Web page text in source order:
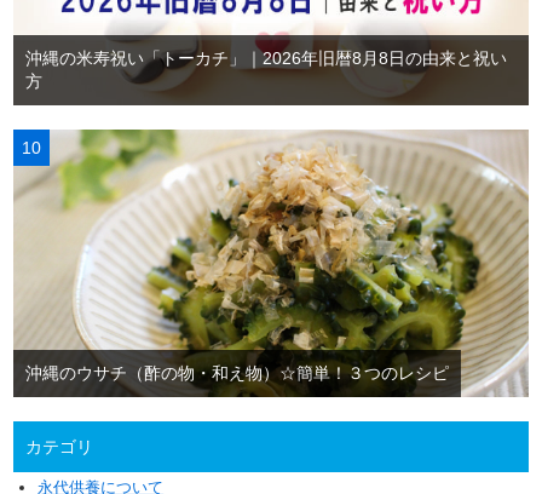
沖縄の米寿祝い「トーカチ」｜2026年旧暦8月8日の由来と祝い
方
沖縄のウサチ（酢の物・和え物）☆簡単！３つのレシピ
カテゴリ
永代供養について